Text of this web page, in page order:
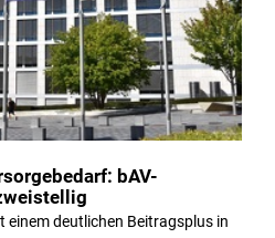
bAV-
einem deutlichen Beitragsplus in